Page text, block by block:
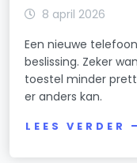
8 april 2026
Een nieuwe
beslissing. Zeker
toestel minder
er anders kan.
LEES VERDER